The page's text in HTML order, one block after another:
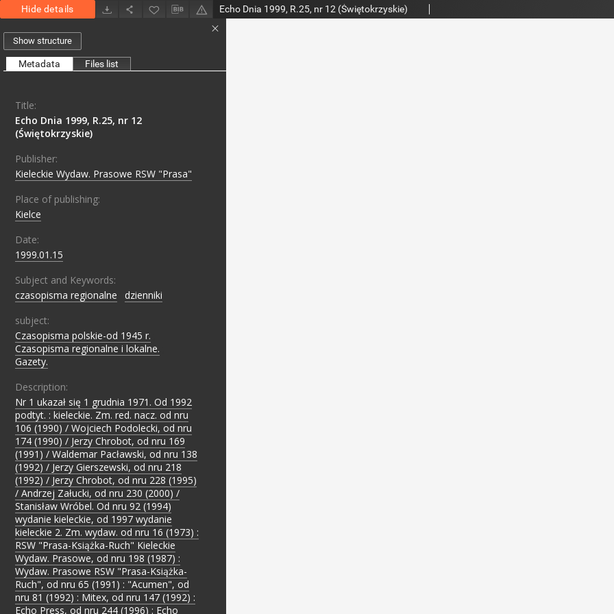
Hide details Echo Dnia 1999, R.25, nr 12 (Świętokrzyskie)
Show structure
Metadata Files list
Title:
Echo Dnia 1999, R.25, nr 12
(Świętokrzyskie)
Publisher:
Kieleckie Wydaw. Prasowe RSW "Prasa"
Place of publishing:
Kielce
Date:
1999.01.15
Subject and Keywords:
czasopisma regionalne
dzienniki
subject:
Czasopisma polskie-od 1945 r.
Czasopisma regionalne i lokalne.
Gazety.
Description:
Nr 1 ukazał się 1 grudnia 1971. Od 1992
podtyt. : kieleckie. Zm. red. nacz. od nru
106 (1990) / Wojciech Podolecki, od nru
174 (1990) / Jerzy Chrobot, od nru 169
(1991) / Waldemar Pacławski, od nru 138
(1992) / Jerzy Gierszewski, od nru 218
(1992) / Jerzy Chrobot, od nru 228 (1995)
/ Andrzej Załucki, od nru 230 (2000) /
Stanisław Wróbel. Od nru 92 (1994)
wydanie kieleckie, od 1997 wydanie
kieleckie 2. Zm. wydaw. od nru 16 (1973) :
RSW "Prasa-Książka-Ruch" Kieleckie
Wydaw. Prasowe, od nru 198 (1987) :
Wydaw. Prasowe RSW "Prasa-Książka-
Ruch", od nru 65 (1991) : "Acumen", od
nru 81 (1992) : Mitex, od nru 147 (1992) :
Echo Press, od nru 244 (1996) : Echo